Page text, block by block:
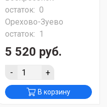
остаток: 0
Орехово-Зуево
остаток: 1
5 520 руб.
- +
В корзину